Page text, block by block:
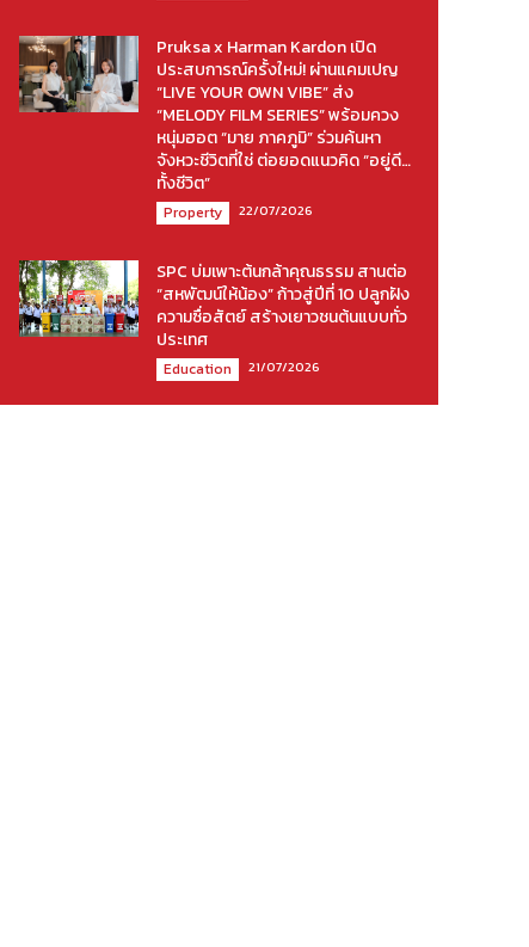
Pruksa x Harman Kardon เปิด
ประสบการณ์ครั้งใหม่! ผ่านแคมเปญ
“LIVE YOUR OWN VIBE” ส่ง
“MELODY FILM SERIES” พร้อมควง
หนุ่มฮอต “มาย ภาคภูมิ” ร่วมค้นหา
จังหวะชีวิตที่ใช่ ต่อยอดแนวคิด “อยู่ดี…
ทั้งชีวิต”
Property 22/07/2026
SPC บ่มเพาะต้นกล้าคุณธรรม สานต่อ
“สหพัฒน์ให้น้อง” ก้าวสู่ปีที่ 10 ปลูกฝัง
ความซื่อสัตย์ สร้างเยาวชนต้นแบบทั่ว
ประเทศ
Education 21/07/2026